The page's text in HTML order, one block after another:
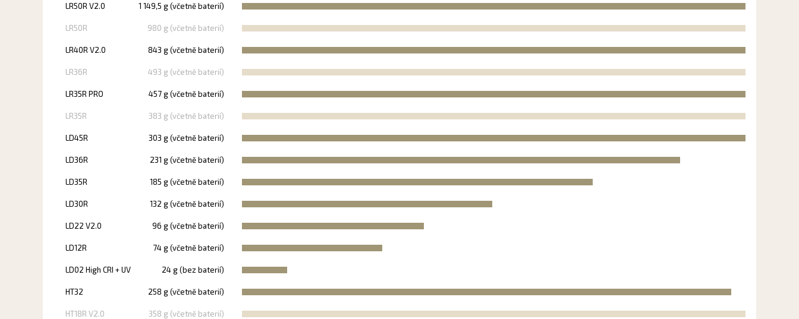
LR50R V2.0 1 149,5 g (včetně baterií)
LR50R 980 g (včetně baterií)
LR40R V2.0 843 g (včetně baterií)
LR36R 493 g (včetně baterií)
LR35R PRO 457 g (včetně baterií)
LR35R 383 g (včetně baterií)
LD45R 303 g (včetně baterií)
LD36R 231 g (včetně baterií)
LD35R 185 g (včetně baterií)
LD30R 132 g (včetně baterií)
LD22 V2.0 96 g (včetně baterií)
LD12R 74 g (včetně baterií)
LD02 High CRI + UV 24 g (bez baterií)
HT32 258 g (včetně baterií)
HT18R V2.0 358 g (včetně baterií)